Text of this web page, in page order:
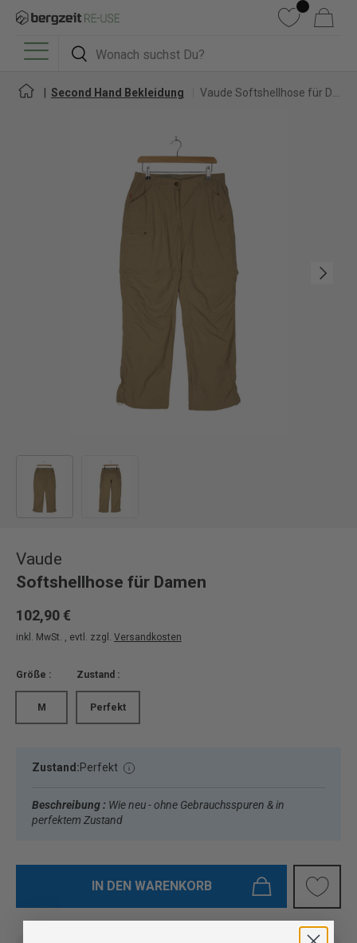
DIREKT ZUM INHALT
Suchen
Suchen
WunschlisteWarenkorb
Menü
Second Hand Bekleidung
Nächste
Vaude
Softshellhose für Damen
102,90 €
inkl. MwSt. , evtl. zzgl. Versandkosten
Größe :
M
Zustand :
Perfekt
Zustand:Perfekt
Beschreibung : Wie neu - ohne Gebrauchsspuren & in
perfektem Zustand
IN DEN WARENKORB